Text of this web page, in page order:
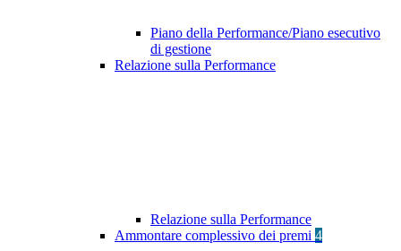
Piano della Performance/Piano esecutivo
di gestione
Relazione sulla Performance
Relazione sulla Performance
Ammontare complessivo dei premi 4